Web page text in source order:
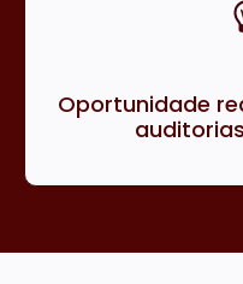
Oportunidade